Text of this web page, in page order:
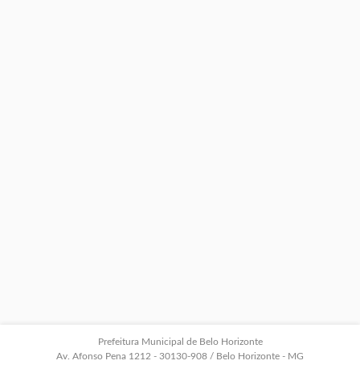
Prefeitura Municipal de Belo Horizonte
Av. Afonso Pena 1212 - 30130-908 / Belo Horizonte - MG